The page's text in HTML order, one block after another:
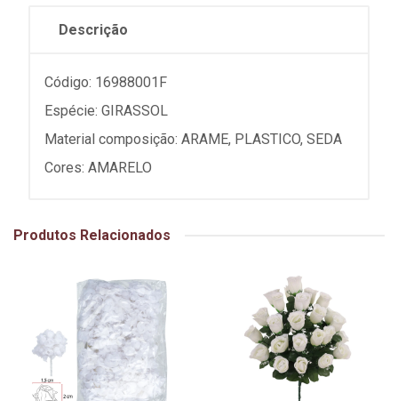
Descrição
Código: 16988001F
Espécie: GIRASSOL
Material composição: ARAME, PLASTICO, SEDA
Cores: AMARELO
Produtos Relacionados